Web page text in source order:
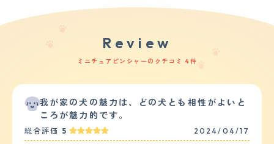
Review
ミニチュアピンシャーのクチコミ 4件
我が家の犬の魅力は、どの犬とも相性がよいと
ころが魅力的です。
総合評価 5 2024/04/17